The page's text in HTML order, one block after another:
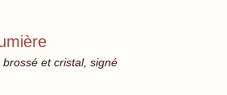
et cristal, signé